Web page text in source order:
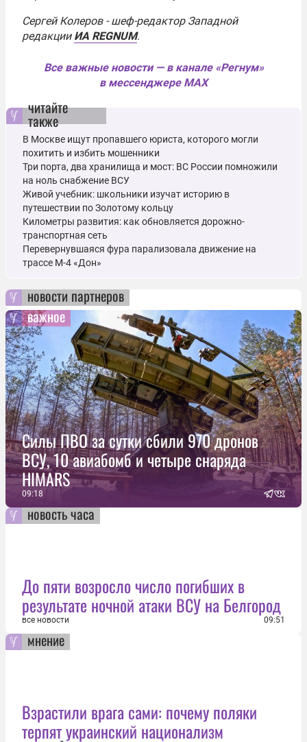
Сергей Колеров- шеф-редактор Западной
редакции ИА REGNUM.
Все важные новости — в канале «Регнум»
в мессенджере MAX
читайте
также
В Москве ищут пропавшего юриста, которого могли
похитить и избить мошенники
Три порта, два хранилища и мост: ВС России помножили
на ноль снабжение ВСУ
Живой учебник: школьники изучат историю в
путешествии по Золотому кольцу
Километры развития: как обновляется дорожно-
транспортная сеть
Перевернувшаяся фура парализовала движение на
трассе М-4 «Дон»
новости партнеров
важное
Силы ПВО за сутки сбили 970 дронов
ВСУ, 10 авиабомб и четыре снаряда
HIMARS
09:18
новость часа
До пяти возросло число погибших в
результате ночной атаки ВСУ на Белгород
все новости 09:51
мнение
Взрастили врага сами: почему поляки
терпят украинский национализм